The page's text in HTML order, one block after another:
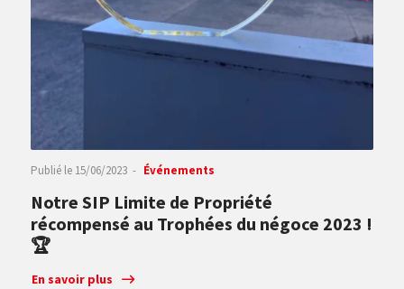
Publié le 15/06/2023 Événements
Notre SIP Limite de Propriété
récompensé au Trophées du négoce 2023 !
🏆
En savoir plus